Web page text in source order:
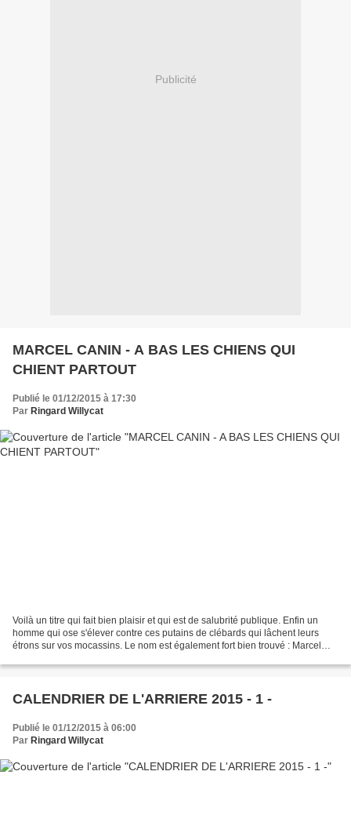
Publicité
MARCEL CANIN - A BAS LES CHIENS QUI
CHIENT PARTOUT
Publié le 01/12/2015 à 17:30
Par Ringard Willycat
Voilà un titre qui fait bien plaisir et qui est de salubrité publique. Enfin un
homme qui ose s'élever contre ces putains de clébards qui lâchent leurs
étrons sur vos mocassins. Le nom est également fort bien trouvé : Marcel
CALENDRIER DE L'ARRIERE 2015 - 1 -
Publié le 01/12/2015 à 06:00
Par Ringard Willycat